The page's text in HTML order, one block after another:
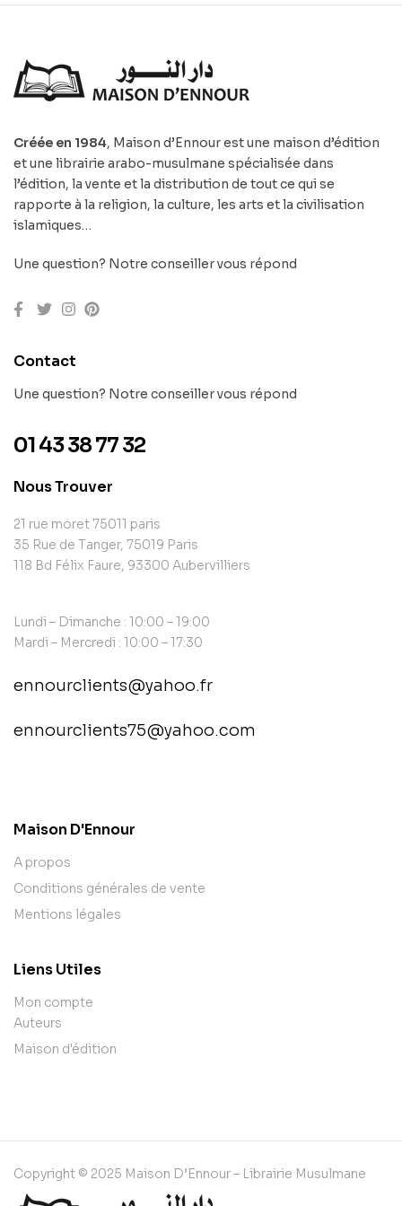
Créée en 1984, Maison d’Ennour est une maison d’édition
et une librairie arabo-musulmane spécialisée dans
l’édition, la vente et la distribution de tout ce qui se
rapporte à la religion, la culture, les arts et la civilisation
islamiques…
Une question? Notre conseiller vous répond
Contact
Une question? Notre conseiller vous répond
01 43 38 77 32
Nous Trouver
21 rue moret 75011 paris
35 Rue de Tanger, 75019 Paris
118 Bd Félix Faure, 93300 Aubervilliers
Lundi – Dimanche : 10:00 – 19:00
Mardi – Mercredi : 10:00 – 17:30
ennourclients@yahoo.fr
ennourclients75@yahoo.com
Maison D'Ennour
A propos
Conditions générales de vente
Mentions légales
Liens Utiles
Mon compte
Auteurs
Maison d'édition
Copyright © 2025 Maison D’Ennour – Librairie Musulmane